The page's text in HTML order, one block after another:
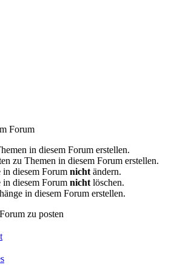
Forum
in diesem Forum erstellen.
zu Themen in diesem Forum erstellen.
diesem Forum nichtändern.
diesem Forum nichtlöschen.
in diesem Forum erstellen.
zu posten